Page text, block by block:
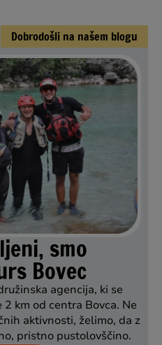
Dobrodošli na našem blogu
smo
Bovec
agencija, ki se
2 km od centra Bovca. Ne
aktivnosti, želimo, da z
pristno pustolovščino.